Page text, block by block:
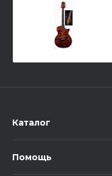
Каталог
Помощь